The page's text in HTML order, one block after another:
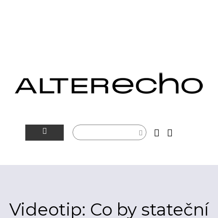
ARTEIN
ROZHOVORY
Videotip: Co by stateční